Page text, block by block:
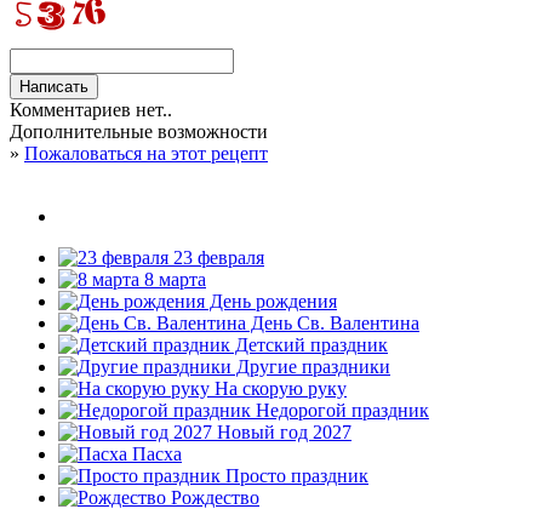
Комментариев нет..
Дополнительные возможности
» Пожаловаться на этот рецепт
23 февраля
8 марта
День рождения
День Св. Валентина
Детский праздник
Другие праздники
На скорую руку
Недорогой праздник
Новый год 2027
Пасха
Просто праздник
Рождество